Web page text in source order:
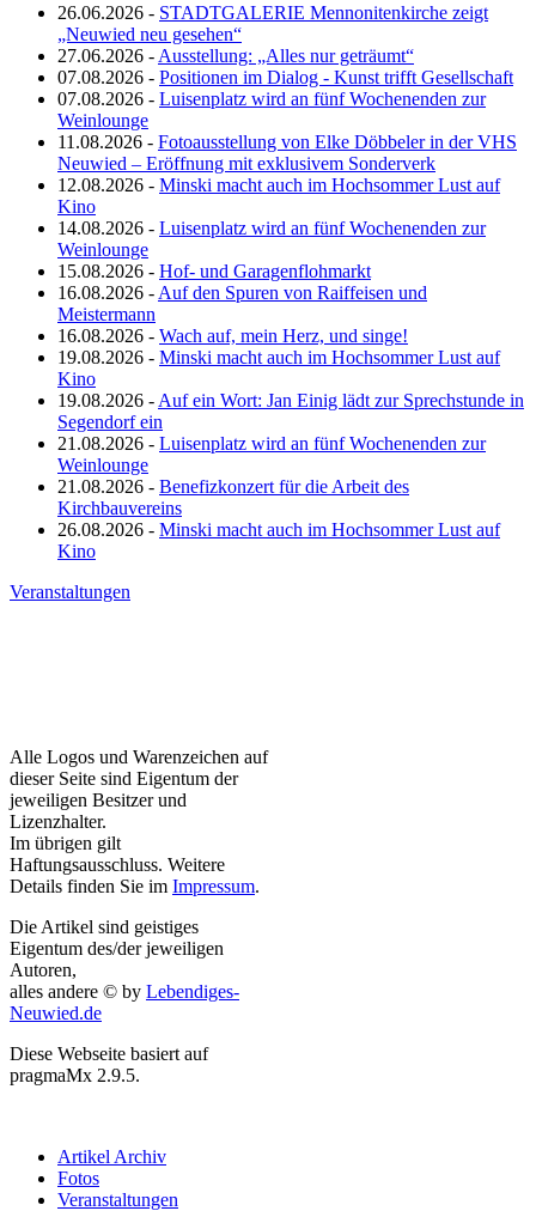
26.06.2026 - STADTGALERIE Mennonitenkirche zeigt
„Neuwied neu gesehen“
27.06.2026 - Ausstellung: „Alles nur geträumt“
07.08.2026 - Positionen im Dialog - Kunst trifft Gesellschaft
07.08.2026 - Luisenplatz wird an fünf Wochenenden zur
Weinlounge
11.08.2026 - Fotoausstellung von Elke Döbbeler in der VHS
Neuwied – Eröffnung mit exklusivem Sonderverk
12.08.2026 - Minski macht auch im Hochsommer Lust auf
Kino
14.08.2026 - Luisenplatz wird an fünf Wochenenden zur
Weinlounge
15.08.2026 - Hof- und Garagenflohmarkt
16.08.2026 - Auf den Spuren von Raiffeisen und
Meistermann
16.08.2026 - Wach auf, mein Herz, und singe!
19.08.2026 - Minski macht auch im Hochsommer Lust auf
Kino
19.08.2026 - Auf ein Wort: Jan Einig lädt zur Sprechstunde in
Segendorf ein
21.08.2026 - Luisenplatz wird an fünf Wochenenden zur
Weinlounge
21.08.2026 - Benefizkonzert für die Arbeit des
Kirchbauvereins
26.08.2026 - Minski macht auch im Hochsommer Lust auf
Kino
Veranstaltungen
Alle Logos und Warenzeichen auf
dieser Seite sind Eigentum der
jeweiligen Besitzer und
Lizenzhalter.
Im übrigen gilt
Haftungsausschluss. Weitere
Details finden Sie im Impressum.
Die Artikel sind geistiges
Eigentum des/der jeweiligen
Autoren,
alles andere © by Lebendiges-
Neuwied.de
Diese Webseite basiert auf
pragmaMx 2.9.5.
Artikel Archiv
Fotos
Veranstaltungen